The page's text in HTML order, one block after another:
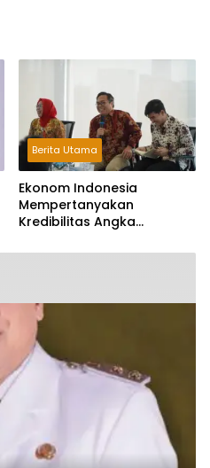
Berita Utama
Ekonom Indonesia
Mempertanyakan
Kredibilitas Angka
Tumbuh Tapi Rapuh